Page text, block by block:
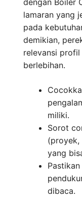
dengan Boiler
lamaran yang
pada
demikian,
relevansi
berlebihan.
miliki.
Sorot
yang
dibaca.